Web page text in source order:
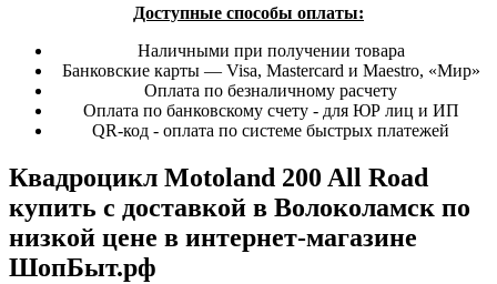
Доступные способы оплаты:
Наличными при получении товара
Банковские карты — Visa, Mastercard и Maestro, «Мир»
Оплата по безналичному расчету
Оплата по банковскому счету - для ЮР лиц и ИП
QR-код - оплата по системе быстрых платежей
Квадроцикл Motoland 200 All Road
купить с доставкой в Волоколамск по
низкой цене в интернет-магазине
ШопБыт.рф